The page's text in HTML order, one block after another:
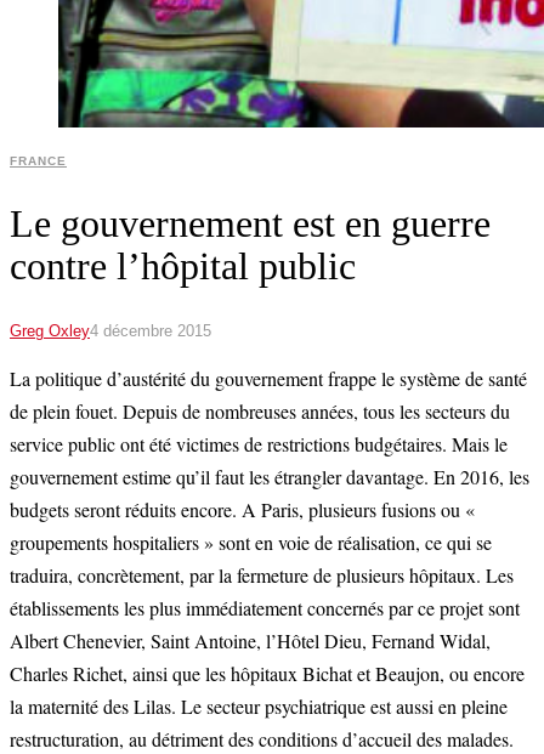
FRANCE
Le gouvernement est en guerre
contre l’hôpital public
Greg Oxley4 décembre 2015
La politique d’austérité du gouvernement frappe le système de santé
de plein fouet. Depuis de nombreuses années, tous les secteurs du
service public ont été victimes de restrictions budgétaires. Mais le
gouvernement estime qu’il faut les étrangler davantage. En 2016, les
budgets seront réduits encore. A Paris, plusieurs fusions ou «
groupements hospitaliers » sont en voie de réalisation, ce qui se
traduira, concrètement, par la fermeture de plusieurs hôpitaux. Les
établissements les plus immédiatement concernés par ce projet sont
Albert Chenevier, Saint Antoine, l’Hôtel Dieu, Fernand Widal,
Charles Richet, ainsi que les hôpitaux Bichat et Beaujon, ou encore
la maternité des Lilas. Le secteur psychiatrique est aussi en pleine
restructuration, au détriment des conditions d’accueil des malades.